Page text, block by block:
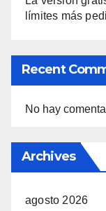
límites más
Recent
No hay
Archives
agosto 2026